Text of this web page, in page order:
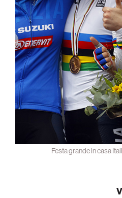
Festa grande in casa